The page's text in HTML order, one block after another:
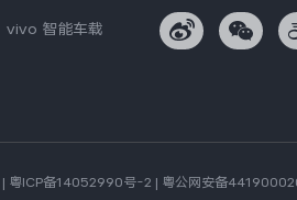
vivo 智能车载
| 粤ICP备14052990号-2 | 粤公网安备